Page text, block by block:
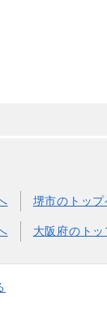
堺市のトッ
大阪府のト